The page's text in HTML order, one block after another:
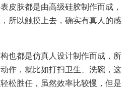
皮肤都是由高级硅胶制作而成，
所以触摸上去，确实有真人的感
也都是仿真人设计制作而成，所
作，就比如打扫卫生、洗碗，这
松胜任，虽然效率比较慢，但是